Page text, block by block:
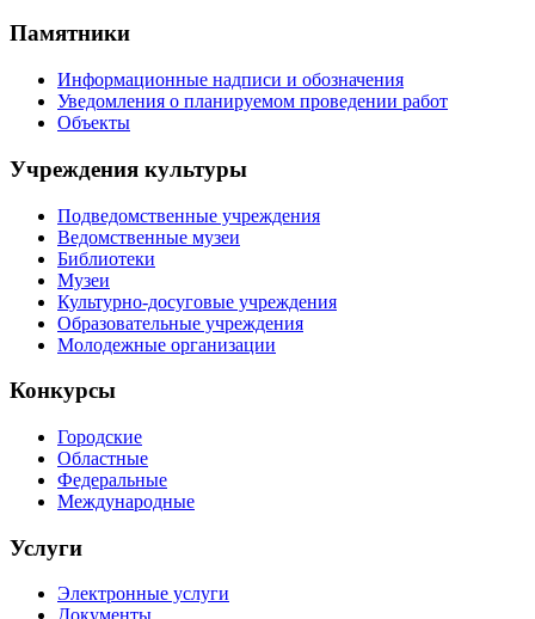
Памятники
Информационные надписи и обозначения
Уведомления о планируемом проведении работ
Объекты
Учреждения культуры
Подведомственные учреждения
Ведомственные музеи
Библиотеки
Музеи
Культурно-досуговые учреждения
Образовательные учреждения
Молодежные организации
Конкурсы
Городские
Областные
Федеральные
Международные
Услуги
Электронные услуги